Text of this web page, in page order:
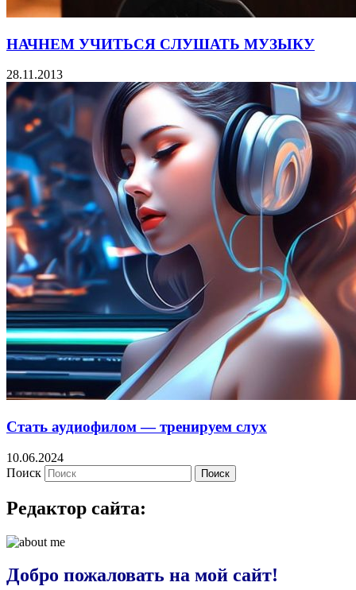
НАЧНЕМ УЧИТЬСЯ СЛУШАТЬ МУЗЫКУ
28.11.2013
Стать аудиофилом — тренируем слух
10.06.2024
Поиск
Поиск
Редактор сайта:
Добро пожаловать на мой сайт!